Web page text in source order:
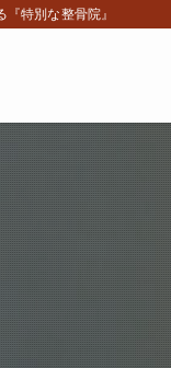
特別な整骨院』